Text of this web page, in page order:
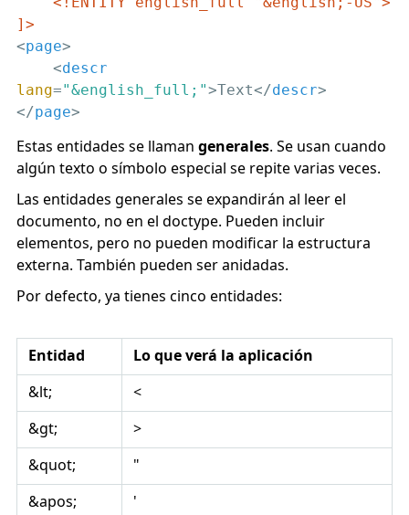
]>
<page>
<descr
lang="&english_full;">Text</descr>
</page>
Estas entidades se llaman generales. Se usan cuando
algún texto o símbolo especial se repite varias veces.
Las entidades generales se expandirán al leer el
documento, no en el doctype. Pueden incluir
elementos, pero no pueden modificar la estructura
externa. También pueden ser anidadas.
Por defecto, ya tienes cinco entidades:
Entidad
Lo que verá la aplicación
&lt;
<
&gt;
>
&quot;
"
&apos;
'